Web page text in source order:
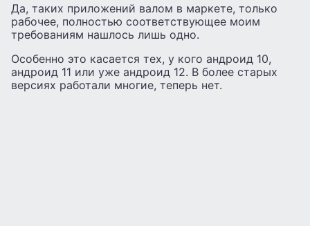
Да, таких приложений валом в маркете, только
рабочее, полностью соответствующее моим
требованиям нашлось лишь одно.
Особенно это касается тех, у кого андроид 10,
андроид 11 или уже андроид 12. В более старых
версиях работали многие, теперь нет.